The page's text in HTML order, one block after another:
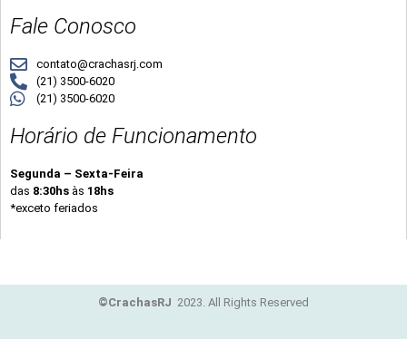
Fale Conosco
contato@crachasrj.com
(21) 3500-6020
(21) 3500-6020
Horário de Funcionamento
Segunda – Sexta-Feira
das 8:30hs às 18hs
*exceto feriados
©CrachasRJ 2023. All Rights Reserved